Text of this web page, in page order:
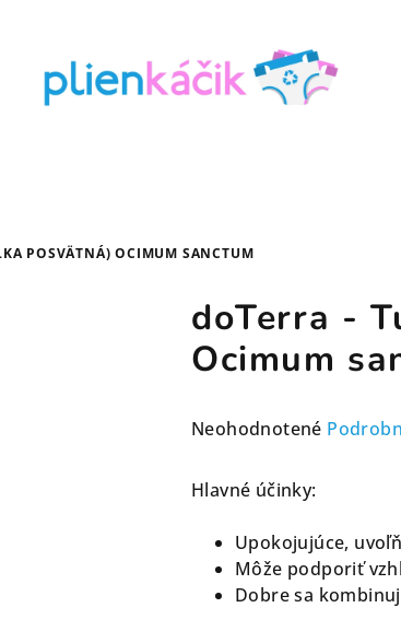
POSVÄTNÁ) OCIMUM SANCTUM
doTerra -
Ocimum
Priemerné
produktu
Neohodnotené
Hlavné účinky:
Upokojujúce,
Môže podporiť
Dobre sa